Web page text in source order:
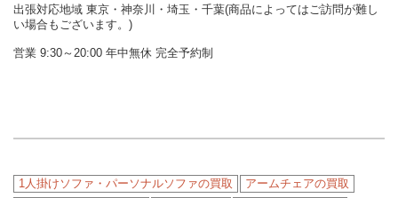
出張対応地域 東京・神奈川・埼玉・千葉(商品によってはご訪問が難し
い場合もございます。)
営業 9:30～20:00 年中無休 完全予約制
1人掛けソファ・パーソナルソファの買取
アームチェアの買取